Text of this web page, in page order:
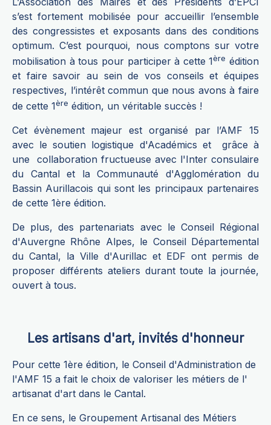
s’est fortement mobilisée pour accueillir l’ensemble
des congressistes et exposants dans des conditions
optimum. C’est pourquoi, nous comptons sur votre
mobilisation à tous pour participer à cette 1ère édition
et faire savoir au sein de vos conseils et équipes
respectives, l’intérêt commun que nous avons à faire
de cette 1ère édition, un véritable succès !
Cet évènement majeur est organisé par l’AMF 15
avec le soutien logistique d'Académics et grâce à
une collaboration fructueuse avec l'Inter consulaire
du Cantal et la Communauté d'Agglomération du
Bassin Aurillacois qui sont les principaux partenaires
de cette 1ère édition.
De plus, des partenariats avec le Conseil Régional
d'Auvergne Rhône Alpes, le Conseil Départemental
du Cantal, la Ville d'Aurillac et EDF ont permis de
proposer différents ateliers durant toute la journée,
ouvert à tous.
Les artisans d'art, invités d'honneur
Pour cette 1ère édition, le Conseil d'Administration de
l'AMF 15 a fait le choix de valoriser les métiers de l'
artisanat d'art dans le Cantal.
En ce sens, le Groupement Artisanal des Métiers